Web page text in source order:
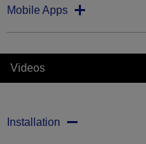
Mobile Apps
Videos
Installation